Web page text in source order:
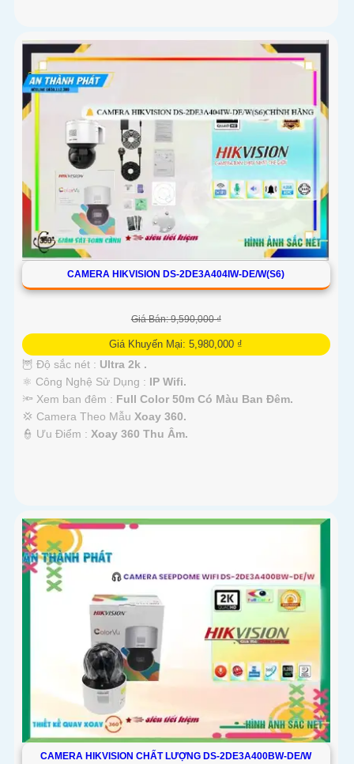
CAMERA HIKVISION DS-2DE3A404IW-DE/W(S6)
Giá Bán: 9,590,000 ₫
Giá Khuyến Mại: 5,980,000 ₫
🦉 Độ sắc nét : Ultra 2k .
⚛️ Công Nghệ Sử Dụng : IP Wifi.
🔦 Xem ban đêm : Full Color 50m Có Màu Ban Đêm.
💢 Camera Theo Mẫu Xoay 360.
️👮 Ưu Điểm : Xoay 360 Thu Âm.
CAMERA HIKVISION CHẤT LƯỢNG DS-2DE3A400BW-DE/W